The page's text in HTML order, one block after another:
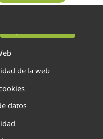
de la web
datos